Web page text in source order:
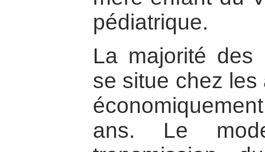
pédiatrique.
La majorité des
se situe chez
ans. Le